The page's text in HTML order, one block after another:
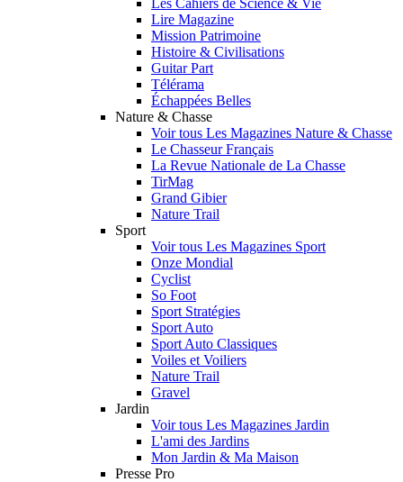
Les Cahiers de Science & Vie
Lire Magazine
Mission Patrimoine
Histoire & Civilisations
Guitar Part
Télérama
Échappées Belles
Nature & Chasse
Voir tous Les Magazines Nature & Chasse
Le Chasseur Français
La Revue Nationale de La Chasse
TirMag
Grand Gibier
Nature Trail
Sport
Voir tous Les Magazines Sport
Onze Mondial
Cyclist
So Foot
Sport Stratégies
Sport Auto
Sport Auto Classiques
Voiles et Voiliers
Nature Trail
Gravel
Jardin
Voir tous Les Magazines Jardin
L'ami des Jardins
Mon Jardin & Ma Maison
Presse Pro